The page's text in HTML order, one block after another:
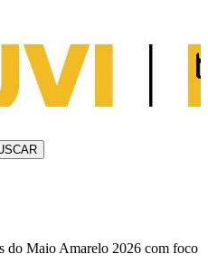
do Maio Amarelo 2026 com foco